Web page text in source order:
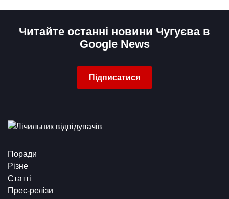
Читайте останні новини Чугуєва в
Google News
Підписатися
Поради
Різне
Статті
Прес-релізи